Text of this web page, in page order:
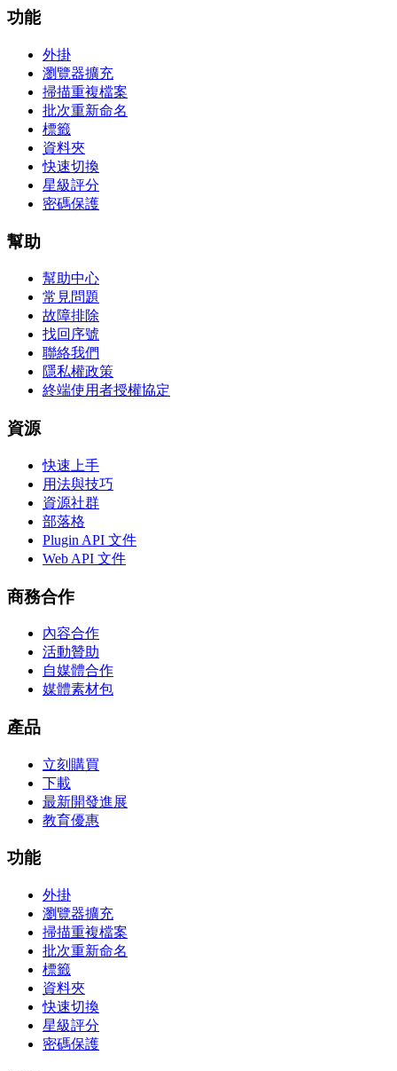
功能
外掛
瀏覽器擴充
掃描重複檔案
批次重新命名
標籤
資料夾
快速切換
星級評分
密碼保護
幫助
幫助中心
常見問題
故障排除
找回序號
聯絡我們
隱私權政策
終端使用者授權協定
資源
快速上手
用法與技巧
資源社群
部落格
Plugin API 文件
Web API 文件
商務合作
內容合作
活動贊助
自媒體合作
媒體素材包
產品
立刻購買
下載
最新開發進展
教育優惠
功能
外掛
瀏覽器擴充
掃描重複檔案
批次重新命名
標籤
資料夾
快速切換
星級評分
密碼保護